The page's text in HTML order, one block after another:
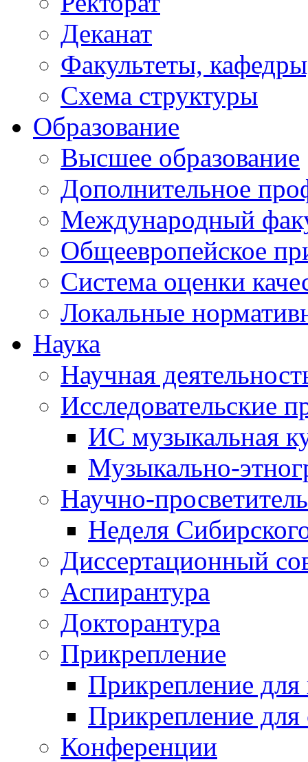
Деканат
Факультеты,
Схема структуры
Образование
Высшее образование
Дополнительное
Международный
Общеевропейское
Система оценки
Локальные
Наука
Научная
Исследовательские
ИС музыкальная
Музыкально-
Научно-
Неделя
Диссертационный
Аспирантура
Докторантура
Прикрепление
Прикрепление для
Прикрепление для
Конференции